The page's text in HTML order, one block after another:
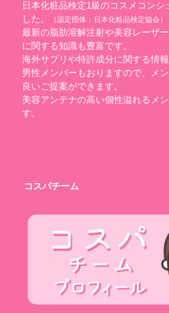
日本化粧品検定1級のコスメコンシ
した。
（認定団体： 日本化粧品検定協会）
最新の脂肪溶解注射や美容レーザ
に関する知識も豊富です。
海外サプリや特許成分に関する情報
男性メンバーもおりますので、メ
良いご提案ができます。
美容アンテナの高い個性溢れるメ
す。
コスパチーム